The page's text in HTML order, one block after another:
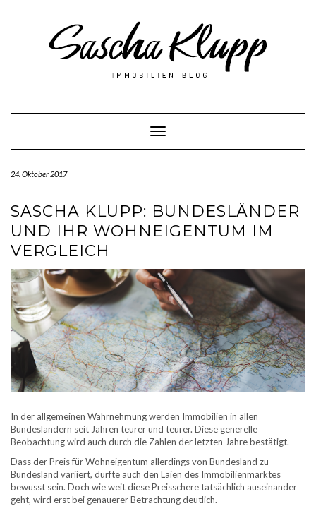
Toggle Navigation
24. Oktober 2017
SASCHA KLUPP: BUNDESLÄNDER
UND IHR WOHNEIGENTUM IM
VERGLEICH
In der allgemeinen Wahrnehmung werden Immobilien in allen
Bundesländern seit Jahren teurer und teurer. Diese generelle
Beobachtung wird auch durch die Zahlen der letzten Jahre bestätigt.
Dass der Preis für Wohneigentum allerdings von Bundesland zu
Bundesland variiert, dürfte auch den Laien des Immobilienmarktes
bewusst sein. Doch wie weit diese Preisschere tatsächlich auseinander
geht, wird erst bei genauerer Betrachtung deutlich.